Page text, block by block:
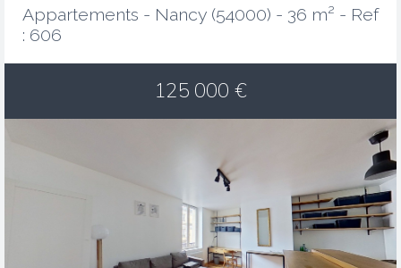
Appartements - Nancy (54000) - 36 m² - Ref
: 606
125 000 €